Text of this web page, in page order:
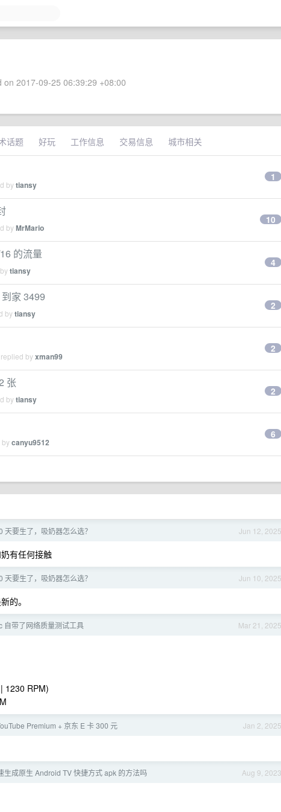
2017-09-25 06:39:29 +08:00
话题 好玩 工作信息 交易信息 城市相关
bytiansy
1
byMrMario
10
的流量
tiansy
4
家 3499
bytiansy
2
byxman99
2
张
bytiansy
2
bycanyu9512
6
Jun 12, 2025
天要生了，吸奶器怎么选？
有任何接触
Jun 10, 2025
天要生了，吸奶器怎么选？
的。
Mar 21, 2025
自带了网络质量测试工具
1230 RPM)
Jan 2, 2025
Premium + 京东 E 卡 300 元
Aug 9, 2023
生成原生 Android TV 快捷方式 apk 的方法吗